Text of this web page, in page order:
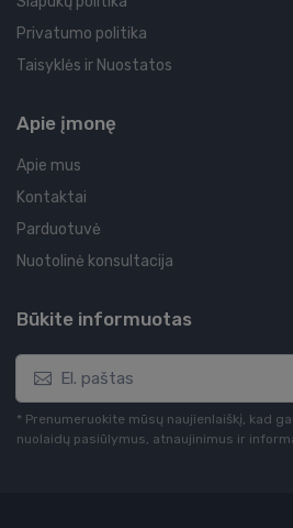
Privatumo politika
Taisyklės ir Nuostatos
Apie įmonę
Apie mus
Kontaktai
Parduotuvė
Nuotolinė konsultacija
Būkite informuotas
* Prenumeruokite mūsų naujienlaiškį, kad
nuolaidų pasiūlymus, atnaujinimus ir